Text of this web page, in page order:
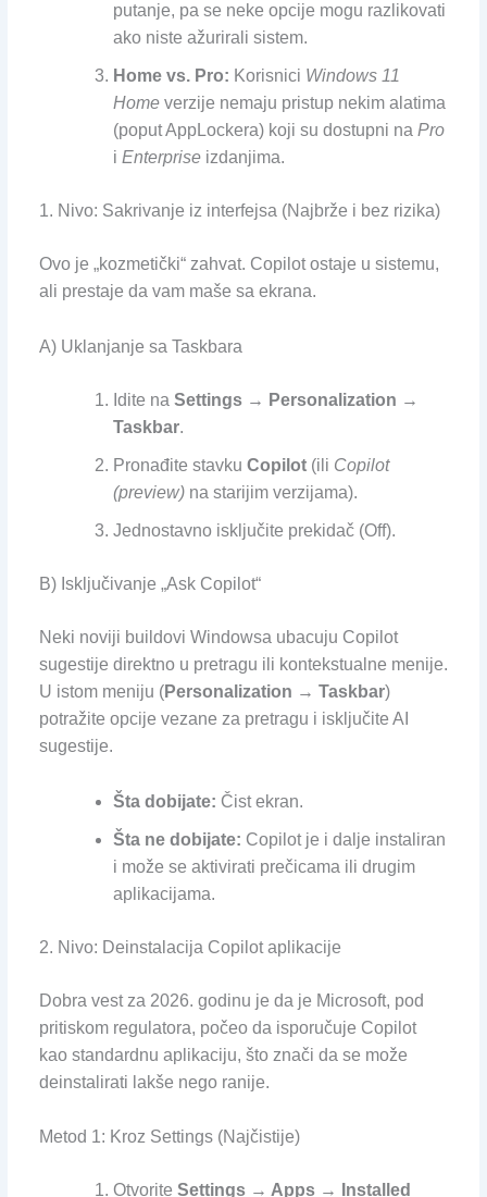
putanje, pa se neke opcije mogu razlikovati
ako niste ažurirali sistem.
Home vs. Pro: Korisnici Windows 11
Homeverzije nemaju pristup nekim alatima
(poput AppLockera) koji su dostupni na Pro
i Enterpriseizdanjima.
1. Nivo: Sakrivanje iz interfejsa (Najbrže i bez rizika)
Ovo je „kozmetički“ zahvat. Copilot ostaje u sistemu,
ali prestaje da vam maše sa ekrana.
A) Uklanjanje sa Taskbara
Idite na Settings → Personalization →
Taskbar.
Pronađite stavku Copilot(ili Copilot
(preview)na starijim verzijama).
Jednostavno isključite prekidač (Off).
B) Isključivanje „Ask Copilot“
Neki noviji buildovi Windowsa ubacuju Copilot
sugestije direktno u pretragu ili kontekstualne menije.
U istom meniju (Personalization → Taskbar)
potražite opcije vezane za pretragu i isključite AI
sugestije.
Šta dobijate: Čist ekran.
Šta ne dobijate: Copilot je i dalje instaliran
i može se aktivirati prečicama ili drugim
aplikacijama.
2. Nivo: Deinstalacija Copilot aplikacije
Dobra vest za 2026. godinu je da je Microsoft, pod
pritiskom regulatora, počeo da isporučuje Copilot
kao standardnu aplikaciju, što znači da se može
deinstalirati lakše nego ranije.
Metod 1: Kroz Settings (Najčistije)
Otvorite Settings → Apps → Installed